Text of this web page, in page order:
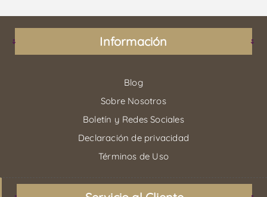
Información
Blog
Sobre Nosotros
Boletín y Redes Sociales
Declaración de privacidad
Términos de Uso